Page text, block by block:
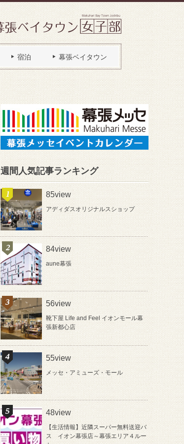
宿泊 幕張ベイタウン
週間人気記事ランキング
85view
アディダスオリジナルスショップ
84view
aune幕張
56view
靴下屋 Life and Feel イオンモール幕
張新都心店
55view
メッセ・アミューズ・モール
48view
【生活情報】近隣スーパー無料送迎バ
ス イオン幕張店～幕張エリア４ルー